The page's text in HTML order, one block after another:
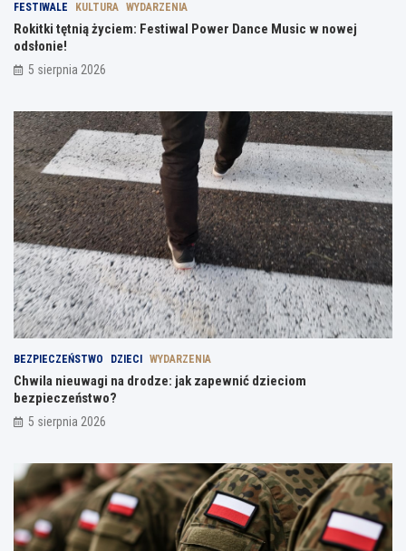
FESTIWALE KULTURA WYDARZENIA
Rokitki tętnią życiem: Festiwal Power Dance Music w nowej
odsłonie!
5 sierpnia 2026
BEZPIECZEŃSTWO DZIECI WYDARZENIA
Chwila nieuwagi na drodze: jak zapewnić dzieciom
bezpieczeństwo?
5 sierpnia 2026